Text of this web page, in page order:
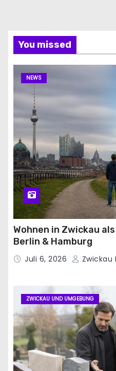
You missed
NEWS
Wohnen in Zwickau
Berlin & Hamburg
Juli 6, 2026 Zwickau
ZWICKAU UND UMGEBUNG